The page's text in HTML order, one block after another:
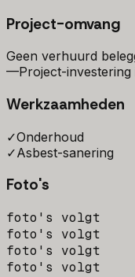
Project-omvang
Geen verhuurd
—Project-
Werkzaamheden
✓Onderhoud
✓Asbest-sanering
Foto's
foto's volgt
foto's volgt
foto's volgt
foto's volgt